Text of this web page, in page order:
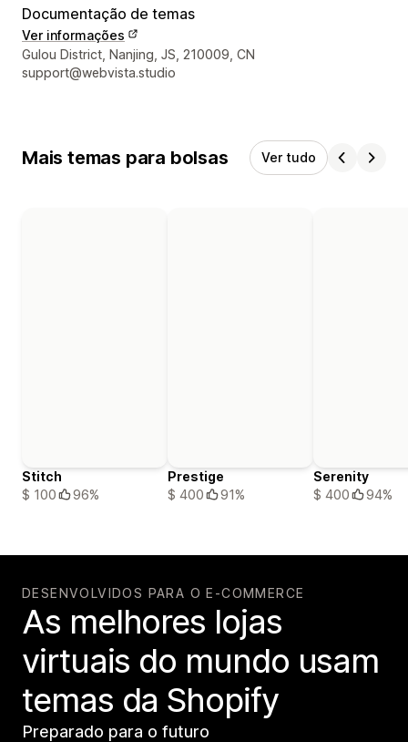
Documentação de temas
Ver informações
Informações de contato do designer
Gulou District, Nanjing, JS, 210009, CN
support@webvista.studio
Mais temas para bolsas Ver tudo
Stitch
$ 100
96%
Prestige
$ 400
91%
Serenity
$ 400
94%
DESENVOLVIDOS PARA O E-COMMERCE
As melhores lojas
virtuais do mundo usam
temas da Shopify
Preparado para o futuro